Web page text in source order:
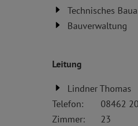
Technisches
Bauverwaltung
Leitung
Lindner Thomas
Telefon:
08462
Zimmer:
23